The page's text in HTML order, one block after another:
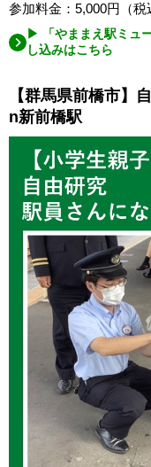
参加料金：5,000円（税
▶ 「やままえ駅ミュ
し込みはこちら
【群馬県前橋市】
n新前橋駅